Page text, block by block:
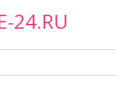
24.RU